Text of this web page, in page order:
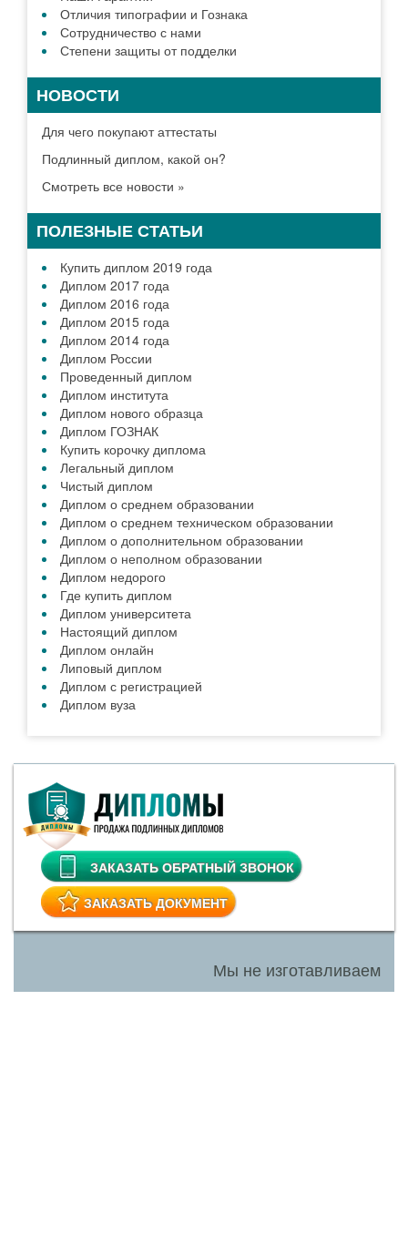
Отличия типографии и Гознака
Сотрудничество с нами
Степени защиты от подделки
НОВОСТИ
Для чего покупают аттестаты
Подлинный диплом, какой он?
Смотреть все новости »
ПОЛЕЗНЫЕ СТАТЬИ
Купить диплом 2019 года
Диплом 2017 года
Диплом 2016 года
Диплом 2015 года
Диплом 2014 года
Диплом России
Проведенный диплом
Диплом института
Диплом нового образца
Диплом ГОЗНАК
Купить корочку диплома
Легальный диплом
Чистый диплом
Диплом о среднем образовании
Диплом о среднем техническом образовании
Диплом о дополнительном образовании
Диплом о неполном образовании
Диплом недорого
Где купить диплом
Диплом университета
Настоящий диплом
Диплом онлайн
Липовый диплом
Диплом с регистрацией
Диплом вуза
ЗАКАЗАТЬ ОБРАТНЫЙ ЗВОНОК
ЗАКАЗАТЬ ДОКУМЕНТ
Мы не изготавливаем